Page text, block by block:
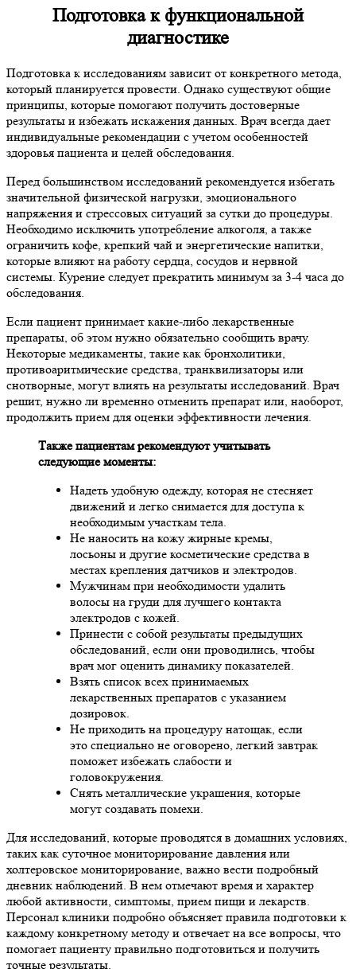
Подготовка к функциональной
диагностике
Подготовка к исследованиям зависит от конкретного метода,
который планируется провести. Однако существуют общие
принципы, которые помогают получить достоверные
результаты и избежать искажения данных. Врач всегда дает
индивидуальные рекомендации с учетом особенностей
здоровья пациента и целей обследования.
Перед большинством исследований рекомендуется избегать
значительной физической нагрузки, эмоционального
напряжения и стрессовых ситуаций за сутки до процедуры.
Необходимо исключить употребление алкоголя, а также
ограничить кофе, крепкий чай и энергетические напитки,
которые влияют на работу сердца, сосудов и нервной
системы. Курение следует прекратить минимум за 3-4 часа до
обследования.
Если пациент принимает какие-либо лекарственные
препараты, об этом нужно обязательно сообщить врачу.
Некоторые медикаменты, такие как бронхолитики,
противоаритмические средства, транквилизаторы или
снотворные, могут влиять на результаты исследований. Врач
решит, нужно ли временно отменить препарат или, наоборот,
продолжить прием для оценки эффективности лечения.
Также пациентам рекомендуют учитывать
следующие моменты:
Надеть удобную одежду, которая не стесняет
движений и легко снимается для доступа к
необходимым участкам тела.
Не наносить на кожу жирные кремы,
лосьоны и другие косметические средства в
местах крепления датчиков и электродов.
Мужчинам при необходимости удалить
волосы на груди для лучшего контакта
электродов с кожей.
Принести с собой результаты предыдущих
обследований, если они проводились, чтобы
врач мог оценить динамику показателей.
Взять список всех принимаемых
лекарственных препаратов с указанием
дозировок.
Не приходить на процедуру натощак, если
это специально не оговорено, легкий завтрак
поможет избежать слабости и
головокружения.
Снять металлические украшения, которые
могут создавать помехи.
Для исследований, которые проводятся в домашних условиях,
таких как суточное мониторирование давления или
холтеровское мониторирование, важно вести подробный
дневник наблюдений. В нем отмечают время и характер
любой активности, симптомы, прием пищи и лекарств.
Персонал клиники подробно объясняет правила подготовки к
каждому конкретному методу и отвечает на все вопросы, что
помогает пациенту правильно подготовиться и получить
точные результаты.